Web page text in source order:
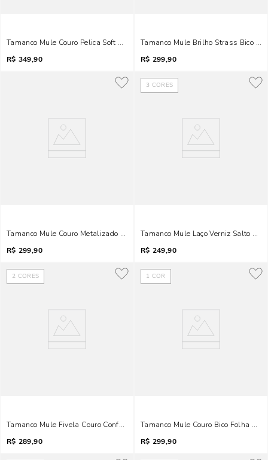
Tamanco Mule Couro Pelica Soft Salto Fino Verde Turmalina
R$ 349,90
Tamanco Mule Brilho Strass Bico
R$ 299,90
Tamanco Mule Couro Metalizado Salto Fino Metal Caramelo Doce De Leite
R$ 299,90
3 CORES
Tamanco Mule Laço Verniz Salto
R$ 249,90
2 CORES
Tamanco Mule Fivela Couro Confort Bico Quadrado Salto Grosso Amarelo
R$ 289,90
1 COR
Tamanco Mule Couro Bico Folha
R$ 299,90